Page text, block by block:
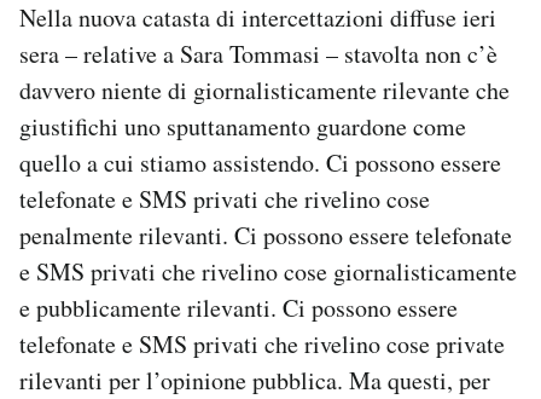
Sport
Mondiali calcio 2026
PODCAST
NEWSLETTER
I MIEI PREFERITI
SHOP
Nella nuova catasta di intercettazioni diffuse ieri
sera – relative a Sara Tommasi – stavolta non c’è
davvero niente di giornalisticamente rilevante che
giustifichi uno sputtanamento guardone come
quello a cui stiamo assistendo. Ci possono essere
telefonate e SMS privati che rivelino cose
penalmente rilevanti. Ci possono essere telefonate
e SMS privati che rivelino cose giornalisticamente
e pubblicamente rilevanti. Ci possono essere
telefonate e SMS privati che rivelino cose private
rilevanti per l’opinione pubblica. Ma questi, per